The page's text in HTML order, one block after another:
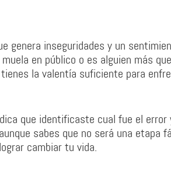
genera inseguridades y un
en público o es alguien más
la valentía suficiente para
que identificaste cual fue el error
sabes que no será una etapa
cambiar tu vida.